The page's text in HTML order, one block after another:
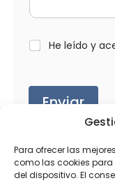
Para ofrecer las
como las cookies
del dispositivo. El
L
O
*
He leído y
Enviar